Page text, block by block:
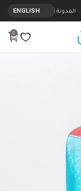
المدونة ENGLISH
0